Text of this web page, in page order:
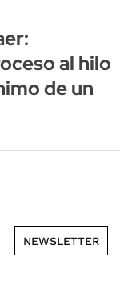
al hilo
de un
NEWSLETTER